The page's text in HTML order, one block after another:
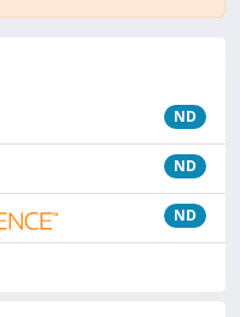
ND
ND
ND